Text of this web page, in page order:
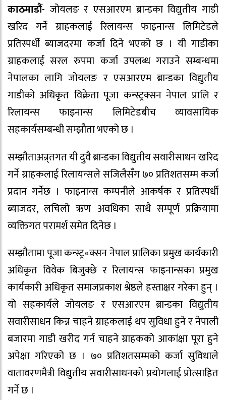
काठमाडौं- जोयलङ र एसआरएम ब्रान्डका विद्युतीय गाडी
खरिद गर्ने ग्राहकलाई रिलायन्स फाइनान्स लिमिटेडले
प्रतिस्पर्धी ब्याजदरमा कर्जा दिने भएको छ । यी गाडीका
ग्राहकलाई सरल रुपमा कर्जा उपलब्ध गराउने सम्बन्धमा
नेपालका लागि जोयलङ र एसआरएम ब्रान्डका विद्युतीय
गाडीको अधिकृत विक्रेता पूजा कन्स्ट्रक्सन नेपाल प्रालि र
रिलायन्स फाइनान्स लिमिटेडबीच व्यावसायिक
सहकार्यसम्बन्धी सम्झौता भएको छ ।
सम्झौताअन्र्तगत यी दुवै ब्रान्डका विद्युतीय सवारीसाधन खरिद
गर्ने ग्राहकलाई रिलायन्सले सजिलैसँग ७० प्रतिशतसम्म कर्जा
प्रदान गर्नेछ । फाइनान्स कम्पनीले आकर्षक र प्रतिस्पर्धी
ब्याजदर, लचिलो ऋण अवधिका साथै सम्पूर्ण प्रक्रियामा
व्यक्तिगत परामर्श समेत दिनेछ ।
सम्झौतामा पूजा कन्स्ट्र«क्सन नेपाल प्रालिका प्रमुख कार्यकारी
अधिकृत विवेक बिजुक्छे र रिलायन्स फाइनान्सका प्रमुख
कार्यकारी अधिकृत समाजप्रकाश श्रेष्ठले हस्ताक्षर गरेका हुन् ।
यो सहकार्यले जोयलङ र एसआरएम ब्रान्डका विद्युतीय
सवारीसाधन किन्न चाहने ग्राहकलाई थप सुविधा हुने र नेपाली
बजारमा गाडी खरीद गर्न चाहने ग्राहकको आकांक्षा पूरा हुने
अपेक्षा गरिएको छ । ७० प्रतिशतसम्मको कर्जा सुविधाले
वातावरणमैत्री विद्युतीय सवारीसाधनको प्रयोगलाई प्रोत्साहित
गर्ने छ ।